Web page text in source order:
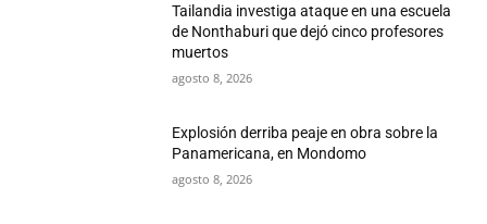
Tailandia investiga ataque en una escuela
de Nonthaburi que dejó cinco profesores
muertos
agosto 8, 2026
Explosión derriba peaje en obra sobre la
Panamericana, en Mondomo
agosto 8, 2026